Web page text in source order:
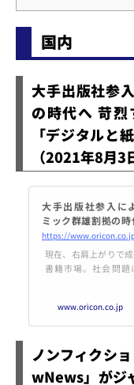
国内
大手出版社参
の時代へ 苛
「デジタルと
（2021年8月3
大手出版社参入に
ミック群雄割拠の
するマンガアプリ
「デジタルと紙の“
現在、右肩上がりで
書籍市場。社会問題
増加。市場規模は更な
見せている。なかで
や、アマゾンkindle
スのサービス、ピッコ
ンガ、まんが王国な
www.oricon.co.jp
ノンフィクシ
wNews」がジ